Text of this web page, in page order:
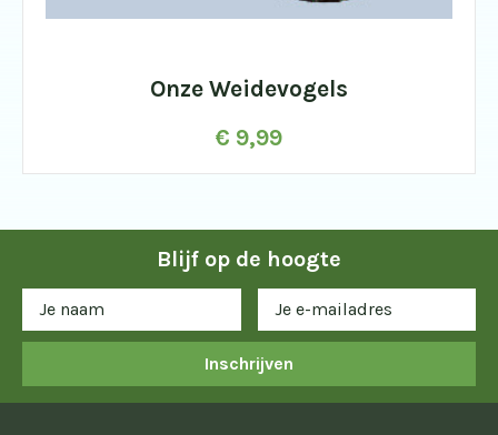
Onze Weidevogels
€ 9,99
Blijf op de hoogte
Inschrijven